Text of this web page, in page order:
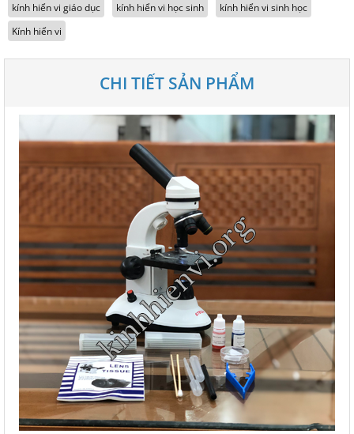
kính hiển vi giáo dục
kính hiển vi học sinh
kính hiển vi sinh học
Kính hiển vi
CHI TIẾT SẢN PHẨM